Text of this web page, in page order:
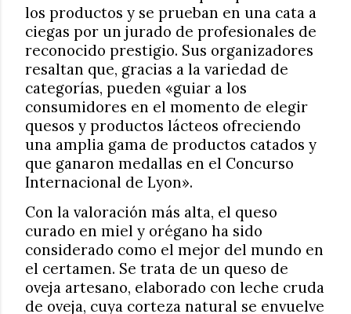
los productos y se prueban en una cata a
ciegas por un jurado de profesionales de
reconocido prestigio. Sus organizadores
resaltan que, gracias a la variedad de
categorías, pueden «guiar a los
consumidores en el momento de elegir
quesos y productos lácteos ofreciendo
una amplia gama de productos catados y
que ganaron medallas en el Concurso
Internacional de Lyon».
Con la valoración más alta, el queso
curado en miel y orégano ha sido
considerado como el mejor del mundo en
el certamen. Se trata de un queso de
oveja artesano, elaborado con leche cruda
de oveja, cuya corteza natural se envuelve